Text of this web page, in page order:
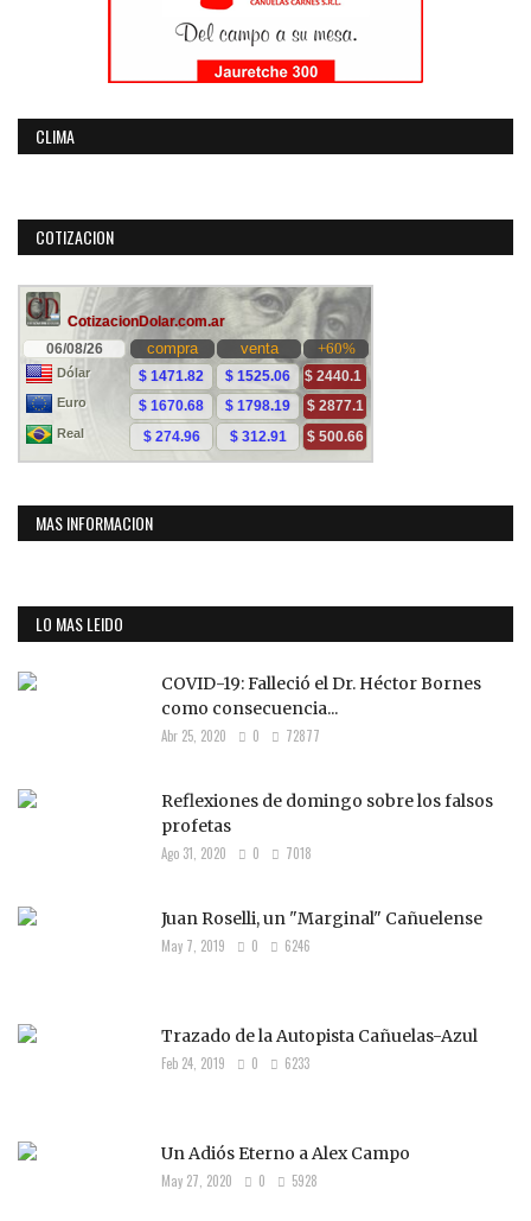
CLIMA
COTIZACION
MAS INFORMACION
LO MAS LEIDO
COVID-19: Falleció el Dr. Héctor Bornes
como consecuencia...
Abr 25, 2020 0 72877
Reflexiones de domingo sobre los falsos
profetas
Ago 31, 2020 0 7018
Juan Roselli, un "Marginal" Cañuelense
May 7, 2019 0 6246
Trazado de la Autopista Cañuelas-Azul
Feb 24, 2019 0 6233
Un Adiós Eterno a Alex Campo
May 27, 2020 0 5928